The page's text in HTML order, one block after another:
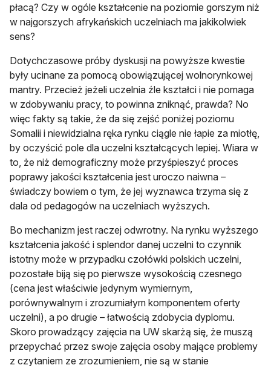
płacą? Czy w ogóle kształcenie na poziomie gorszym niż
w najgorszych afrykańskich uczelniach ma jakikolwiek
sens?
Dotychczasowe próby dyskusji na powyższe kwestie
były ucinane za pomocą obowiązującej wolnorynkowej
mantry. Przecież jeżeli uczelnia źle kształci i nie pomaga
w zdobywaniu pracy, to powinna zniknąć, prawda? No
więc fakty są takie, że da się zejść poniżej poziomu
Somalii i niewidzialna ręka rynku ciągle nie łapie za miotłę,
by oczyścić pole dla uczelni kształcących lepiej. Wiara w
to, że niż demograficzny może przyśpieszyć proces
poprawy jakości kształcenia jest uroczo naiwna –
świadczy bowiem o tym, że jej wyznawca trzyma się z
dala od pedagogów na uczelniach wyższych.
Bo mechanizm jest raczej odwrotny. Na rynku wyższego
kształcenia jakość i splendor danej uczelni to czynnik
istotny może w przypadku czołówki polskich uczelni,
pozostałe biją się po pierwsze wysokością czesnego
(cena jest właściwie jedynym wymiernym,
porównywalnym i zrozumiałym komponentem oferty
uczelni), a po drugie – łatwością zdobycia dyplomu.
Skoro prowadzący zajęcia na UW skarżą się, że muszą
przepychać przez swoje zajęcia osoby mające problemy
z czytaniem ze zrozumieniem, nie są w stanie